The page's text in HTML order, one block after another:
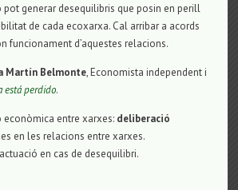
pot generar desequilibris que posin en perill
de cada ecoxarxa. Cal arribar a acords
funcionament d’aquestes relacions.
Martín Belmonte, Economista independent i
está perdido.
econòmica entre xarxes: deliberació
en les relacions entre xarxes.
en cas de desequilibri.